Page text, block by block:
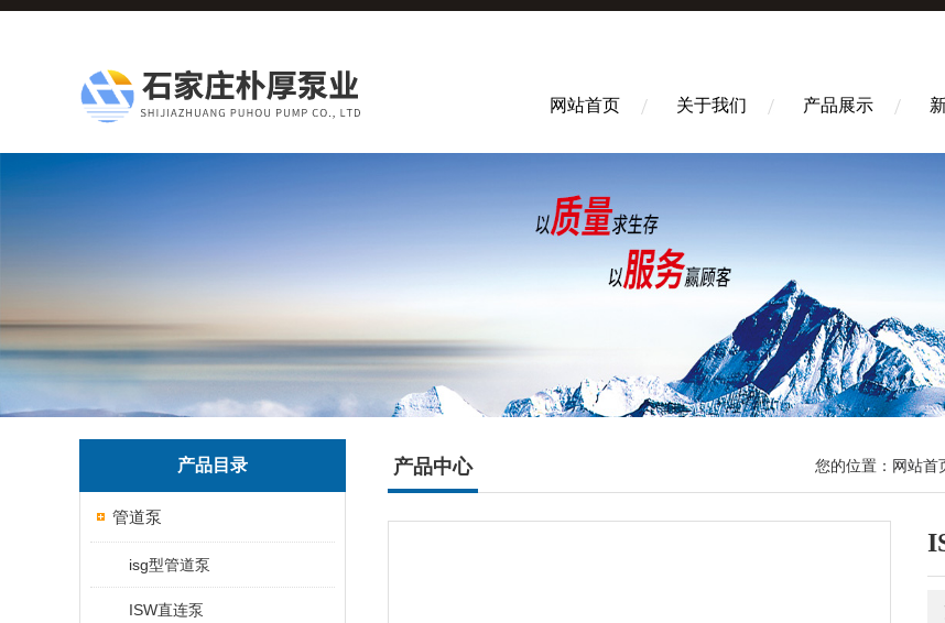
网站首页 关于我们 产品展示
产品目录
管道泵
isg型管道泵
ISW直连泵
产品中心 您的位置： 网站首